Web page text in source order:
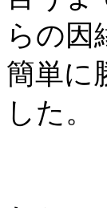
らの因
簡単に
した。